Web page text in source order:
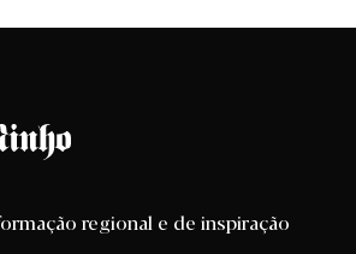
regional e de inspiração